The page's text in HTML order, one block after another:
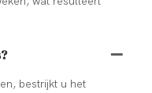
bestrijkt u het